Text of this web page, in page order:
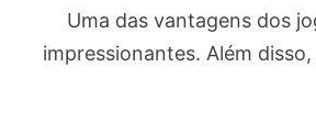
Uma das vantagens dos
impressionantes. Além